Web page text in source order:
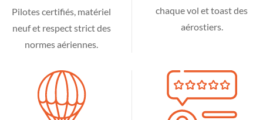
Pilotes certifiés, matériel
neuf et respect strict des
normes aériennes.
chaque vol et toast des
aérostiers.